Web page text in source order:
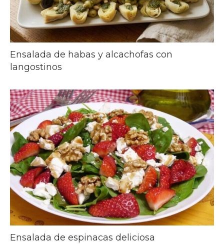
Ensalada de habas y alcachofas con
langostinos
Ensalada de espinacas deliciosa